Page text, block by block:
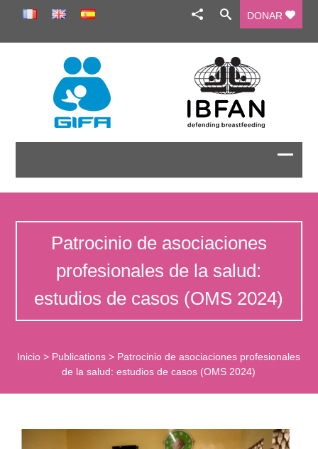
DONAR
Patrocinio de asociaciones
profesionales de la salud:
estudios de casos (OMS 2024)
Inicio > Publications > Patrocinio de asociaciones profesionales
de la salud: estudios de casos (OMS 2024)